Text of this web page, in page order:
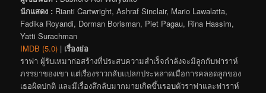
นักแสดง : Rianti Cartwright, Ashraf Sinclair, Mario Lawalatta,
Fadika Royandi, Dorman Borisman, Piet Pagau, Rina Hassim,
Yatti Surachman
IMDB (5.0) | เรื่องย่อ
ราฟา ผู้รับเหมาก่อสร้างที่ประสบความสำเร็จกำลังจะมีลูกกับฟาราห์
ภรรยาของเขา แต่เรื่องราวกลับแปลกประหลาดเมื่อการคลอดลูกของ
เธอผิดปกติ และมีเรื่องลึกลับมากมายเกิดขึ้นรอบตัวราฟาและฟาราห์